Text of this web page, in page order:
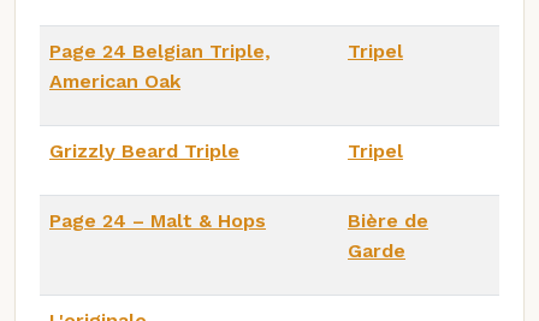
Page 24 Belgian Triple,
American Oak
Tripel
Grizzly Beard Triple Tripel
Page 24 – Malt & Hops
Bière de
Garde